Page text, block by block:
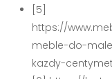
[5]
https://
meble-do-
kazdy-